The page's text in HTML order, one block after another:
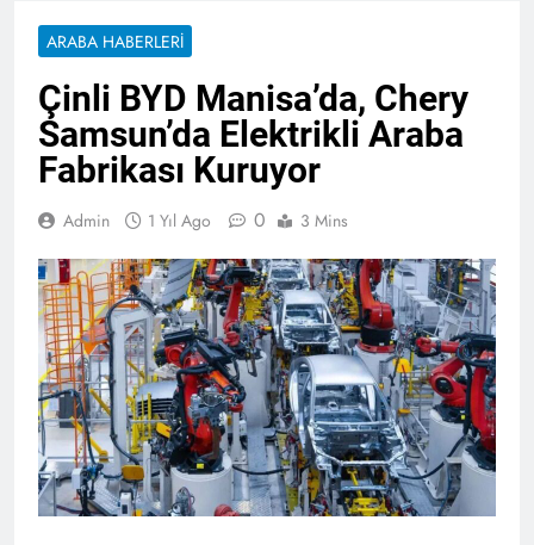
ARABA HABERLERI
Çinli BYD Manisa’da, Chery
Samsun’da Elektrikli Araba
Fabrikası Kuruyor
Admin 1 Yıl Ago 0 3 Mins